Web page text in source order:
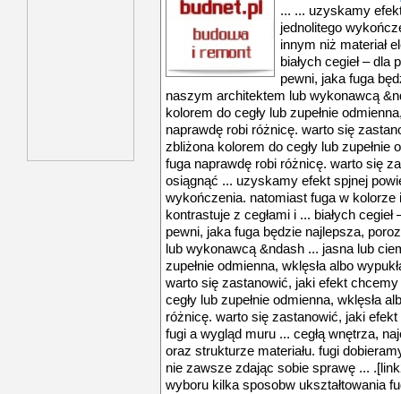
... ... uzyskamy
jednolitego
innym niż materiał
białych cegieł –
pewni, jaka fuga
naszym architektem lub wykonawcą
kolorem do cegły lub zupełnie
naprawdę robi różnicę. warto się
zbliżona kolorem do cegły lub zupełnie
fuga naprawdę robi różnicę. warto się
osiągnąć ... uzyskamy efekt spjnej
wykończenia. natomiast fuga w kolorze
kontrastuje z cegłami i ... białych
pewni, jaka fuga będzie najlepsza,
lub wykonawcą &ndash ... jasna lub
zupełnie odmienna, wklęsła albo
warto się zastanowić, jaki efekt
cegły lub zupełnie odmienna, wklęsła
różnicę. warto się zastanowić, jaki
fugi a wygląd muru ... cegłą wnętrza,
oraz strukturze materiału. fugi
nie zawsze zdając sobie sprawę ...
wyboru kilka sposobw ukształtowania